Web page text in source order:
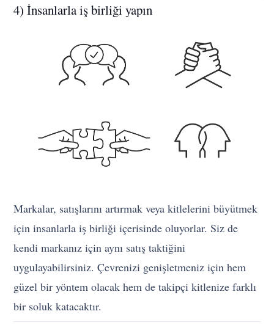
4) İnsanlarla iş birliği yapın
Markalar, satışlarını artırmak veya kitlelerini büyütmek
için insanlarla iş birliği içerisinde oluyorlar. Siz de
kendi markanız için aynı satış taktiğini
uygulayabilirsiniz. Çevrenizi genişletmeniz için hem
güzel bir yöntem olacak hem de takipçi kitlenize farklı
bir soluk katacaktır.